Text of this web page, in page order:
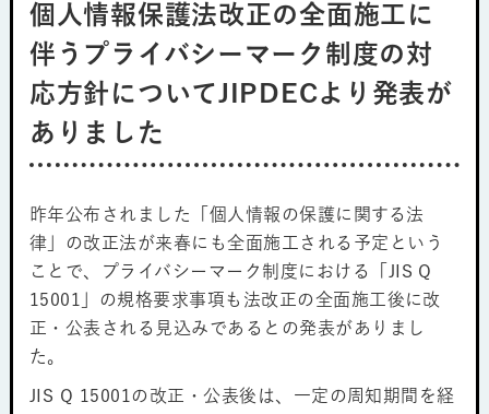
個人情報保護法改正の全面施工に
伴うプライバシーマーク制度の対
応方針についてJIPDECより発表が
ありました
昨年公布されました「個人情報の保護に関する法
律」の改正法が来春にも全面施工される予定という
ことで、プライバシーマーク制度における「JIS Q
15001」の規格要求事項も法改正の全面施工後に改
正・公表される見込みであるとの発表がありまし
た。
JIS Q 15001の改正・公表後は、一定の周知期間を経